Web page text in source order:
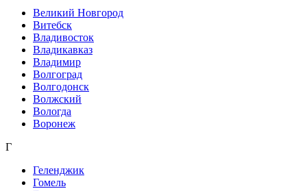
Великий Новгород
Витебск
Владивосток
Владикавказ
Владимир
Волгоград
Волгодонск
Волжский
Вологда
Воронеж
Г
Геленджик
Гомель